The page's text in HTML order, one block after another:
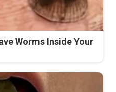
Worms Inside Your